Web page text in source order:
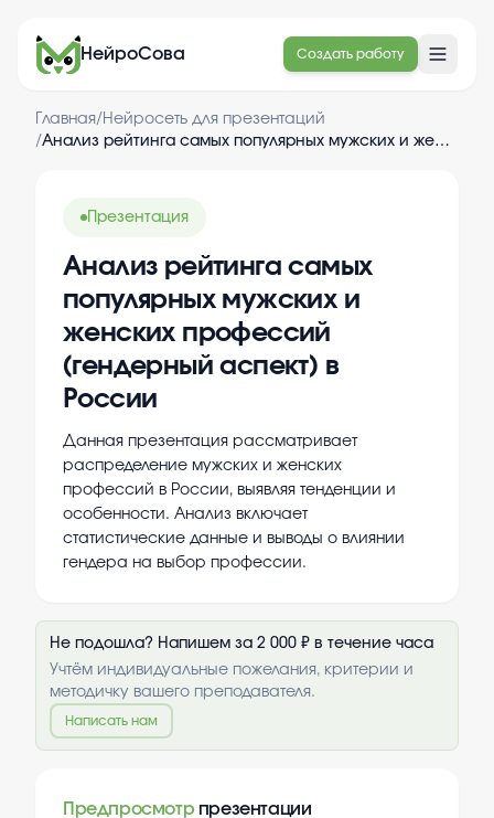
НейроСова Создать работу
Главная/ Нейросеть для презентаций
/
Анализ рейтинга самых популярных мужских и женских профессий (гендерный аспект) в России
Презентация
Анализ рейтинга самых
популярных мужских и
женских профессий
(гендерный аспект) в
России
Данная презентация рассматривает
распределение мужских и женских
профессий в России, выявляя тенденции и
особенности. Анализ включает
статистические данные и выводы о влиянии
гендера на выбор профессии.
Не подошла? Напишем за 2 000 ₽ в течение часа
Учтём индивидуальные пожелания, критерии и
методичку вашего преподавателя.
Написать нам
Предпросмотр презентации